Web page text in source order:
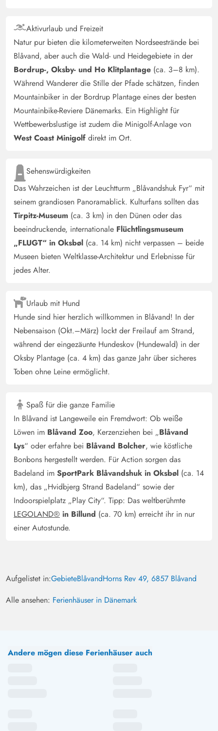
Ausstattung.
Gast
Deutschland
4 von 5
4 von 5
4 out of 528/12/2024
Das Ferienhaus liegt in ruhiger Umgebung und natürlich
abgegrenzt zu den Nachbarhäusern. Insgesamt befindet
es sich in einem guten Zustand. Die Räume sind
großzügig geschnitten und modern eingerichtet. Leider
sind die Matratzen sehr weich und die Couch bereits
Gast
Deutschland
4 von 5
4 von 5
4 out of 505/11/2024
Das Ferienhaus hat eine super Aufteilung der Räume und
wir haben uns sehr wohl gefühlt.
Annette Pelz
Das Haus hat eine top Lage. Die Aufteilung der Räume
ist sehr gut.
Sabine Förster
Deutschland
4 von 5
4 von 5
4 out of 5
27/09/2024
Ein schön gelegenes Haus mit einer guten Aufteilung für
Die Badezimmer sind sehr gut.
Sabrina Eichner
Deutschland
4.5 von 5
4.5 von 5
4.5 out of 5
14/09/2024
Gemütliches Reetdachhaus. Mit komfortabler Ausstattung
und super Lage mit Naturgrundstück. Die Nähe zur Natur
hat uns Entspannung geboten und uns schöne Aussichten
mit einem Reh und seinem Rehkitz beschert. Das werden
wir nicht vergessen:) Gern buchen wir das nächste Haus
Aktivurlaub und Freizeit
Natur pur bieten die kilometerweiten Nordseestrände bei
Blåvand, aber auch die Wald- und Heidegebiete in der
Bordrup-, Oksby- und Ho Klitplantage (ca. 3–8 km).
Während Wanderer die Stille der Pfade schätzen, finden
Mountainbiker in der Bordrup Plantage eines der besten
Mountainbike-Reviere Dänemarks. Ein Highlight für
Wettbewerbslustige ist zudem die Minigolf-Anlage von
West Coast Minigolf direkt im Ort.
Sehenswürdigkeiten
Das Wahrzeichen ist der Leuchtturm „Blåvandshuk Fyr“ mit
seinem grandiosen Panoramablick. Kulturfans sollten das
Tirpitz-Museum (ca. 3 km) in den Dünen oder das
beeindruckende, internationale Flüchtlingsmuseum
„FLUGT“ in Oksbøl (ca. 14 km) nicht verpassen – beide
Museen bieten Weltklasse-Architektur und Erlebnisse für
jedes Alter.
Urlaub mit Hund
Hunde sind hier herzlich willkommen in Blåvand! In der
Nebensaison (Okt.–März) lockt der Freilauf am Strand,
während der eingezäunte Hundeskov (Hundewald) in der
Oksby Plantage (ca. 4 km) das ganze Jahr über sicheres
Toben ohne Leine ermöglicht.
Spaß für die ganze Familie
In Blåvand ist Langeweile ein Fremdwort: Ob weiße
Löwen im Blåvand Zoo, Kerzenziehen bei „Blåvand
Lys“ oder erfahre bei Blåvand Bolcher, wie köstliche
Bonbons hergestellt werden. Für Action sorgen das
Badeland im SportPark Blåvandshuk in Oksbøl (ca. 14
km), das „Hvidbjerg Strand Badeland“ sowie der
Indoorspielplatz „Play City“. Tipp: Das weltberühmte
LEGOLAND® in Billund (ca. 70 km) erreicht ihr in nur
einer Autostunde.
Aufgelistet in:GebieteBlåvandHorns Rev 49, 6857 Blåvand
Alle ansehen: Ferienhäuser in Dänemark
Andere mögen diese Ferienhäuser auch